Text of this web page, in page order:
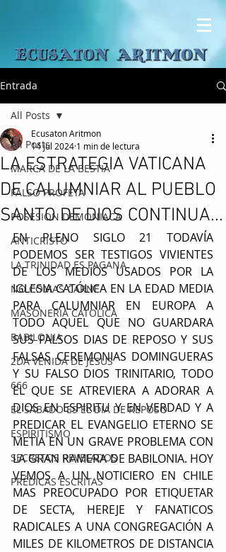
Entrada
All Posts
MARCA DE LA BESTIA
FALSO PROFETA
POSESION DEMONIACA
ANTICRISTO
LA TRINIDAD ES PAGANA
NO COMAS CARNE
MASONERIA CATOLICA
BABILONIA
2DA VENIDA DE JESUS
666
EL SABADO ES EL DIA DE REPOSO
ESPIRITISMO
SECRETOS REVELADOS
PRÉDICAS ESCRITAS
All Posts
LA ESTRATEGIA VATICANA
DE CALUMNIAR AL PUEBLO
SANTO DE DIOS CONTINUA...
Ecusaton Aritmon
14 jul 2024 1 min de lectura
EN PLENO SIGLO 21 TODAVÍA
PODEMOS SER TESTIGOS VIVIENTES
DE LOS MEDIOS USADOS POR LA
IGLESIA CATÓLICA EN LA EDAD MEDIA
PARA CALUMNIAR EN EUROPA A
TODO AQUEL QUE NO GUARDARA
SUS FALSOS DIAS DE REPOSO Y SUS
FALSAS CEREMONIAS DOMINGUERAS
Y SU FALSO DIOS TRINITARIO, TODO
EL QUE SE ATREVIERA A ADORAR A
DIOS EN ESPIRITU Y EN VERDAD Y A
PREDICAR EL EVANGELIO ETERNO SE
METIA EN UN GRAVE PROBLEMA CON
LA GRAN RAMERA DE BABILONIA. HOY
VEMOS A UN NOTICIERO EN CHILE
MAS PREOCUPADO POR ETIQUETAR
DE SECTA, HEREJE Y FANATICOS
RADICALES A UNA CONGREGACIÓN A
MILES DE KILOMETROS DE DISTANCIA